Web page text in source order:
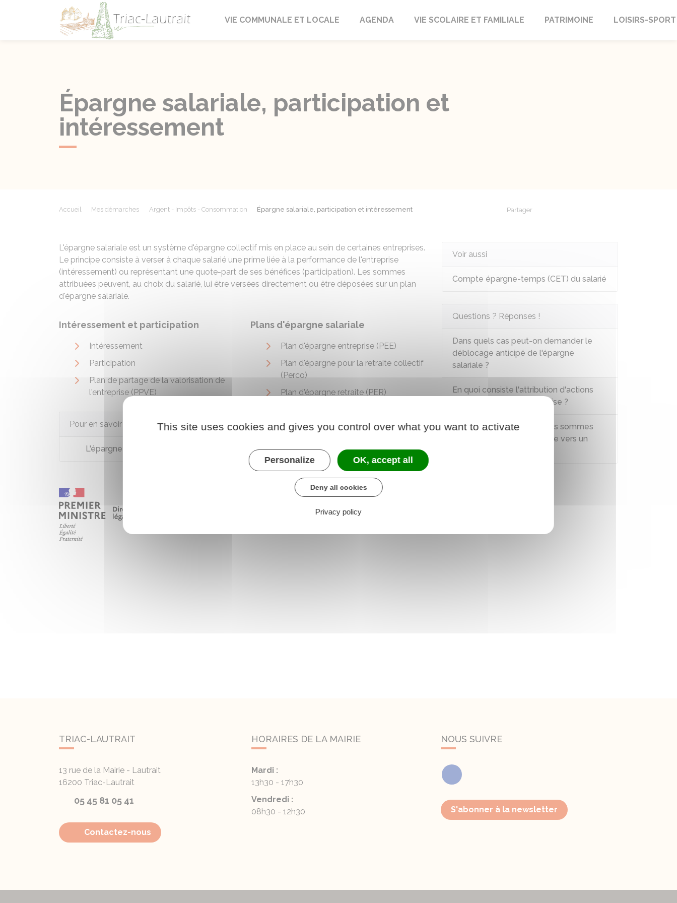
Triac-Lautrait
VIE COMMUNALE ET LOCALE AGENDA VIE SCOLAIRE ET FAMILIALE PATRIMOINE LOISIRS-SPORT
Épargne salariale, participation et
intéressement
Accueil Mes démarches Argent - Impôts - Consommation Épargne salariale, participation et intéressement Partager
L'épargne salariale est un système d'épargne collectif mis en place au sein de certaines entreprises.
Le principe consiste à verser à chaque salarié une prime liée à la performance de l'entreprise
(intéressement) ou représentant une quote-part de ses bénéfices (participation). Les sommes
attribuées peuvent, au choix du salarié, lui être versées directement ou être déposées sur un plan
d'épargne salariale.
Intéressement et participation
Intéressement
Participation
Plan de partage de la valorisation de
l'entreprise (PPVE)
Plans d'épargne salariale
Plan d'épargne entreprise (PEE)
Plan d'épargne pour la retraite collectif
(Perco)
Plan d'épargne retraite (PER)
Pour en savoir plus
L'épargne salariale
Voir aussi
Compte épargne-temps (CET) du salarié
Questions ? Réponses !
Dans quels cas peut-on demander le
déblocage anticipé de l'épargne
salariale ?
En quoi consiste l'attribution d'actions
gratuites dans une entreprise ?
Peut-on faire transférer des sommes
d'un plan d'épargne salariale vers un
TRIAC-LAUTRAIT
13 rue de la Mairie - Lautrait
16200 Triac-Lautrait
05 45 81 05 41
Contactez-nous
HORAIRES DE LA MAIRIE
Mardi :
13h30 - 17h30
Vendredi :
08h30 - 12h30
NOUS SUIVRE
Facebook
S'abonner à la newsletter
This site uses cookies and gives you control over what you want to activate
Personalize OK, accept all
Deny all cookies
Privacy policy